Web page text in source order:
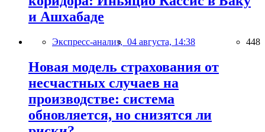
и Ашхабаде
Экспресс-анализ, 04 августа, 14:38 448
Новая модель страхования от
несчастных случаев на
производстве: система
обновляется, но снизятся ли